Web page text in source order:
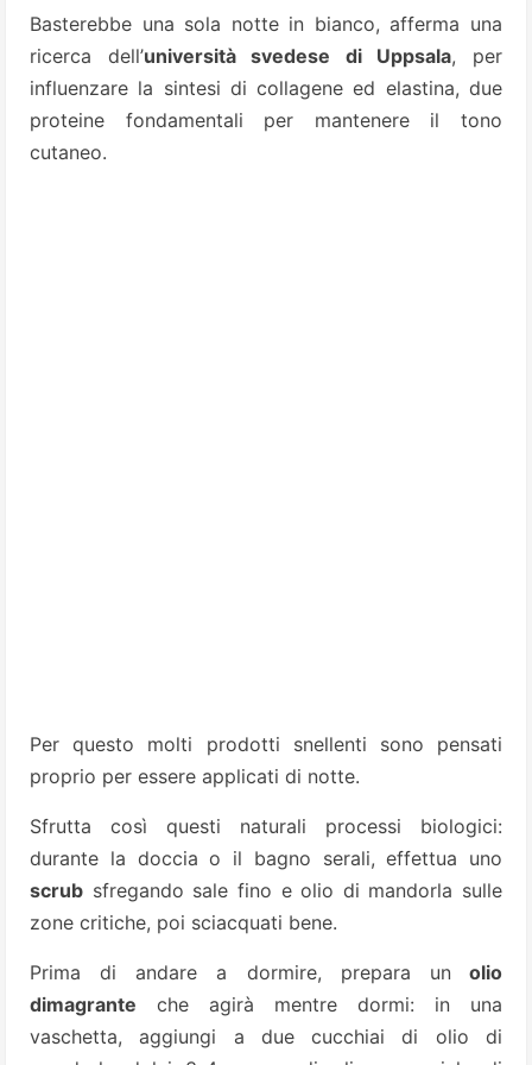
Basterebbe una sola notte in bianco, afferma una
ricerca dell’università svedese di Uppsala, per
influenzare la sintesi di collagene ed elastina, due
proteine fondamentali per mantenere il tono
cutaneo.
Per questo molti prodotti snellenti sono pensati
proprio per essere applicati di notte.
Sfrutta così questi naturali processi biologici:
durante la doccia o il bagno serali, effettua uno
scrub sfregando sale fino e olio di mandorla sulle
zone critiche, poi sciacquati bene.
Prima di andare a dormire, prepara un olio
dimagrante che agirà mentre dormi: in una
vaschetta, aggiungi a due cucchiai di olio di